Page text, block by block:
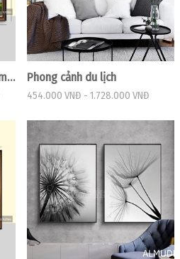
Tranh sơn thủy hữu tình chim hạc và thác nước Phong cảnh du lịch
454.000 VNĐ - 1.728.000 VNĐ